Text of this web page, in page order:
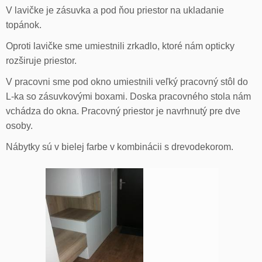
V lavičke je zásuvka a pod ňou priestor na ukladanie
topánok.
Oproti lavičke sme umiestnili zrkadlo, ktoré nám opticky
rozširuje priestor.
V pracovni sme pod okno umiestnili veľký pracovný stôl do
L-ka so zásuvkovými boxami. Doska pracovného stola nám
vchádza do okna. Pracovný priestor je navrhnutý pre dve
osoby.
Nábytky sú v bielej farbe v kombinácii s drevodekorom.